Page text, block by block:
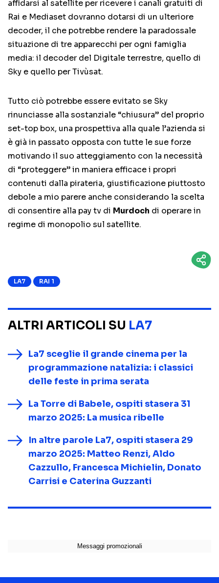
affidarsi al satellite per ricevere i canali gratuiti di
Rai e Mediaset dovranno dotarsi di un ulteriore
decoder, il che potrebbe rendere la paradossale
situazione di tre apparecchi per ogni famiglia
media: il decoder del Digitale terrestre, quello di
Sky e quello per Tivùsat.
Tutto ciò potrebbe essere evitato se Sky
rinunciasse alla sostanziale “chiusura” del proprio
set-top box, una prospettiva alla quale l’azienda si
è già in passato opposta con tutte le sue forze
motivando il suo atteggiamento con la necessità
di “proteggere” in maniera efficace i propri
contenuti dalla pirateria, giustificazione piuttosto
debole a mio parere anche considerando la scelta
di consentire alla pay tv di Murdoch di operare in
regime di monopolio sul satellite.
LA7 RAI 1
ALTRI ARTICOLI SU LA7
La7 sceglie il grande cinema per la
programmazione natalizia: i classici
delle feste in prima serata
La Torre di Babele, ospiti stasera 31
marzo 2025: La musica ribelle
In altre parole La7, ospiti stasera 29
marzo 2025: Matteo Renzi, Aldo
Cazzullo, Francesca Michielin, Donato
Carrisi e Caterina Guzzanti